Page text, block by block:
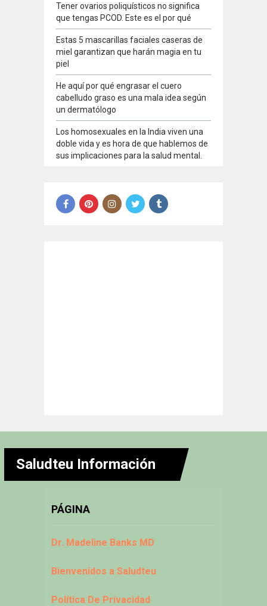
Tener ovarios poliquísticos no significa
que tengas PCOD. Este es el por qué
Estas 5 mascarillas faciales caseras de
miel garantizan que harán magia en tu
piel
He aquí por qué engrasar el cuero
cabelludo graso es una mala idea según
un dermatólogo
Los homosexuales en la India viven una
doble vida y es hora de que hablemos de
sus implicaciones para la salud mental.
Saludteu Información
PÁGINA
Dr. Madeline Banks MD
Bienvenidos a Saludteu
Política De Privacidad